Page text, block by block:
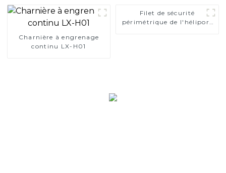
Charnière à engrenage
continu LX-H01
Filet de sécurité
périmétrique de l'héliport